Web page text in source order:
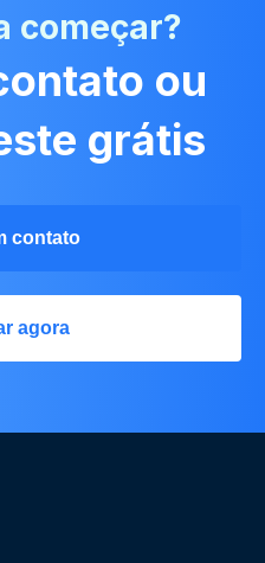
começar?
ou
grátis
contato
agora